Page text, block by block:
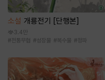
소설 개룡전기 [단행본]
3.4만
#전통무협 #성장물 #복수물 #정파